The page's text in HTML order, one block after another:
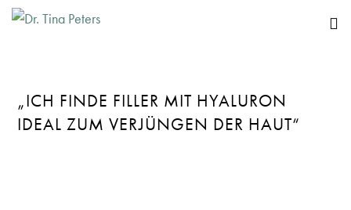
„ICH FINDE FILLER MIT HYALURON
IDEAL ZUM VERJÜNGEN DER HAUT“